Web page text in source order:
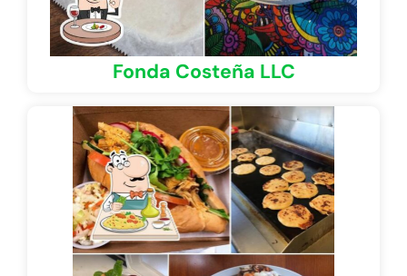
Fonda Costeña LLC